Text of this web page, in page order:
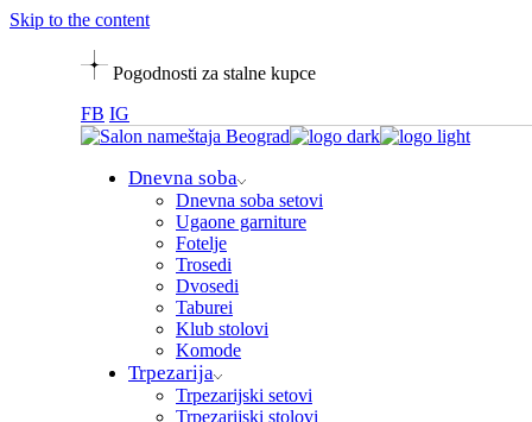
Skip to the content
Pogodnosti za stalne kupce
FB IG
Dnevna soba
Dnevna soba setovi
Ugaone garniture
Fotelje
Trosedi
Dvosedi
Taburei
Klub stolovi
Komode
Trpezarija
Trpezarijski setovi
Trpezarijski stolovi